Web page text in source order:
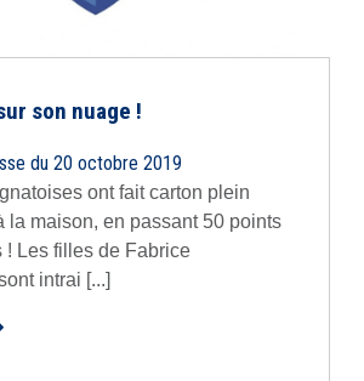
son nuage !
du 20 octobre 2019
ont fait carton plein
la maison, en passant 50 points
! Les filles de Fabrice
intrai [...]